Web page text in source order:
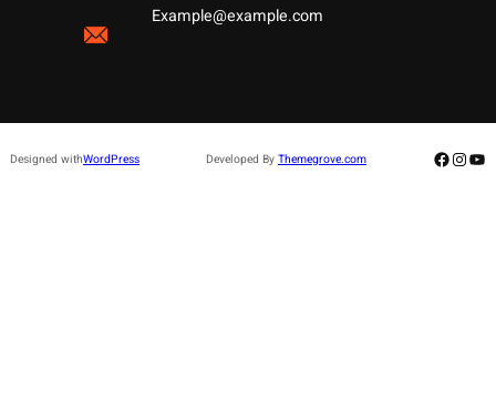
Example@example.com
Designed withWordPress Developed By Themegrove.com